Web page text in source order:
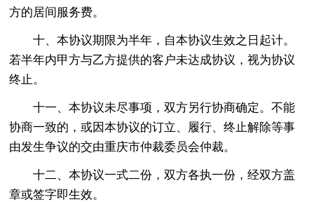
方的居间服务费。
十、本协议期限为半年，自本协议生效之日起计。
若半年内甲方与乙方提供的客户未达成协议，视为协议
终止。
十一、本协议未尽事项，双方另行协商确定。不能
协商一致的，或因本协议的订立、履行、终止解除等事
由发生争议的交由重庆市仲裁委员会仲裁。
十二、本协议一式二份，双方各执一份，经双方盖
章或签字即生效。